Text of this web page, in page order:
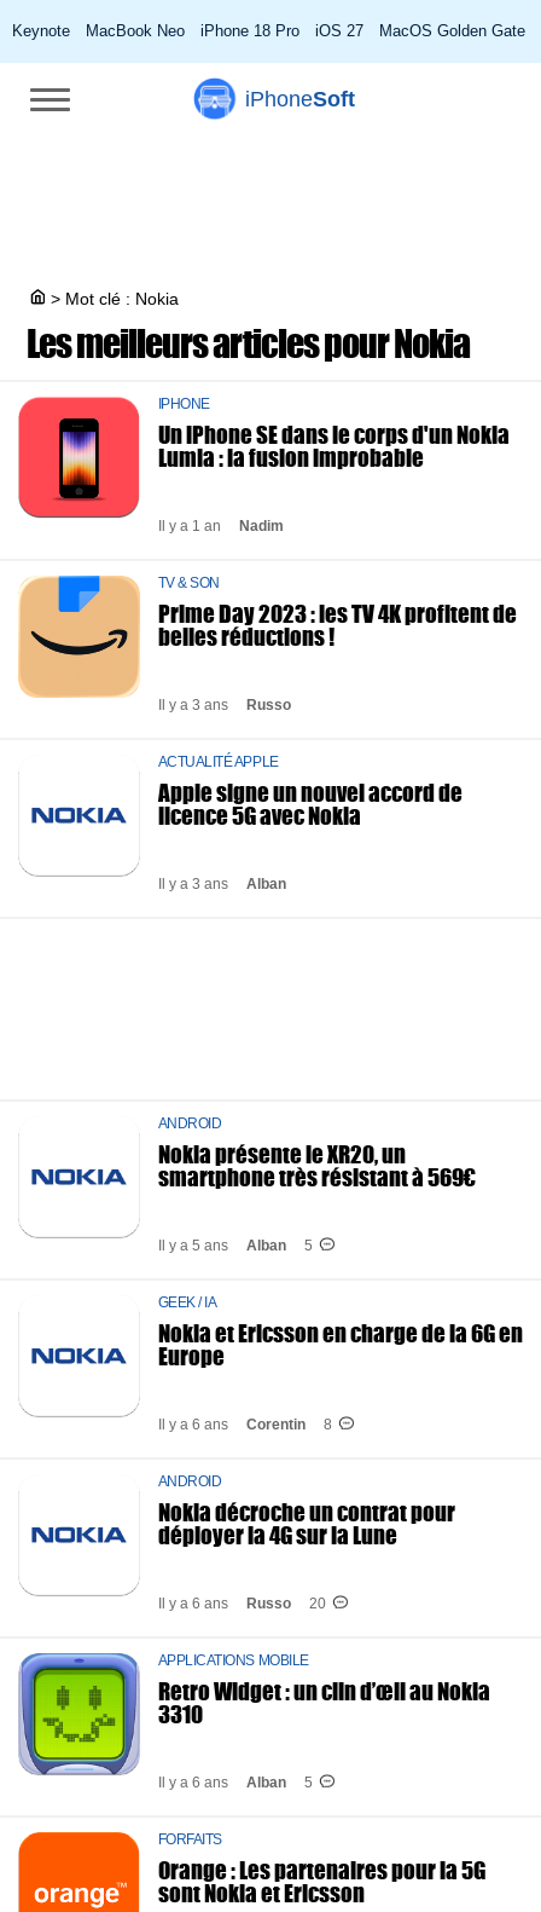
Keynote MacBook Neo iPhone 18 Pro iOS 27 MacOS Golden Gate
iPhoneSoft
> Mot clé : Nokia
Les meilleurs articles pourNokia
IPHONE
Un iPhone SE dans le corps d'un Nokia
Lumia : la fusion improbable
Il y a 1 an Nadim
TV & SON
Prime Day 2023 : les TV 4K profitent de
belles réductions !
Il y a 3 ans Russo
ACTUALITÉ APPLE
Apple signe un nouvel accord de
licence 5G avec Nokia
Il y a 3 ans Alban
ANDROID
Nokia présente le XR20, un
smartphone très résistant à 569€
Il y a 5 ans Alban 5
GEEK / IA
Nokia et Ericsson en charge de la 6G en
Europe
Il y a 6 ans Corentin 8
ANDROID
Nokia décroche un contrat pour
déployer la 4G sur la Lune
Il y a 6 ans Russo 20
APPLICATIONS MOBILE
Retro Widget : un clin d’œil au Nokia
3310
Il y a 6 ans Alban 5
FORFAITS
Orange : Les partenaires pour la 5G
sont Nokia et Ericsson